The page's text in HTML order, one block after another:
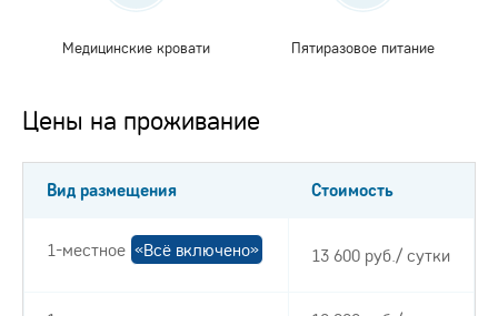
Медицинские кровати Пятиразовое питание
Цены на проживание
Вид размещения Стоимость
1-местное «Всё включено» 13 600 руб./ сутки